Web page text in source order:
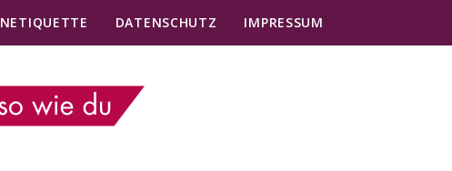
NETIQUETTE DATENSCHUTZ IMPRESSUM